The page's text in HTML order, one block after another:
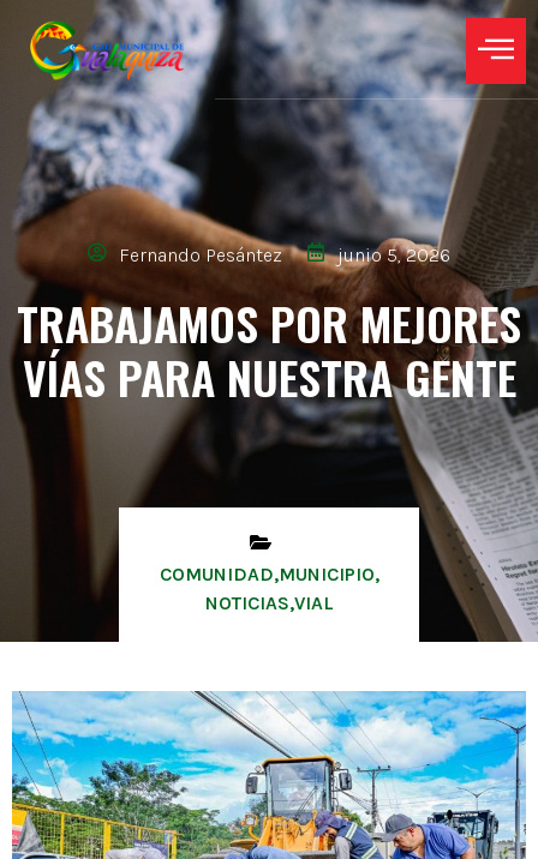
Fernando Pesántez junio 5, 2026
TRABAJAMOS POR MEJORES
VÍAS PARA NUESTRA GENTE
COMUNIDAD,MUNICIPIO,
NOTICIAS,VIAL